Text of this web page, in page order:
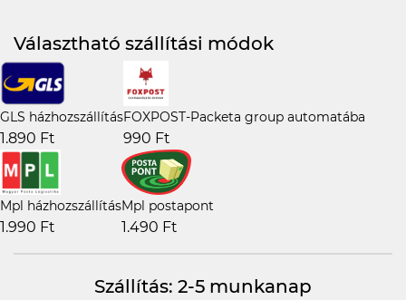
Választható szállítási módok
GLS házhozszállítás
1.890 Ft
FOXPOST-Packeta group automatába
990 Ft
Mpl házhozszállítás
1.990 Ft
Mpl postapont
1.490 Ft
Szállítás: 2-5 munkanap